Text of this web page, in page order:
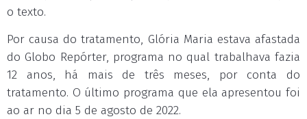
o texto.
Por causa do tratamento, Glória Maria estava afastada
do Globo Repórter, programa no qual trabalhava fazia
12 anos, há mais de três meses, por conta do
tratamento. O último programa que ela apresentou foi
ao ar no dia 5 de agosto de 2022.